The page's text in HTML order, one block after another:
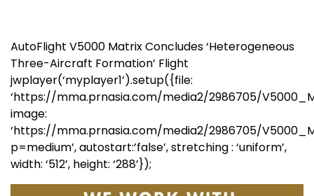
AutoFlight V5000 Matrix Concludes ‘Heterogeneous
Three-Aircraft Formation’ Flight
jwplayer(‘myplayer1’).setup({file:
‘https://mma.prnasia.com/media2/2986705/
image:
‘https://mma.prnasia.com/media2/2986705/
p=medium’, autostart:’false’, stretching : ‘uniform’,
width: ‘512’, height: ‘288’});